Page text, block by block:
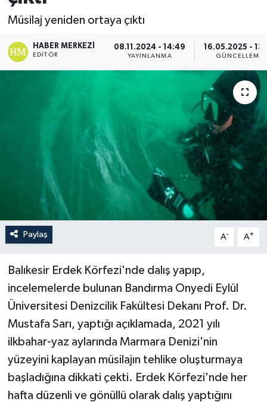
Müsilaj yeniden ortaya çıktı
HABER MERKEZI
EDITÖR
08.11.2024 - 14:49
YAYINLANMA
16.05.2025 -
GÜNCELLEME
Paylaş A- A+
Balıkesir Erdek Körfezi'nde dalış yapıp,
incelemelerde bulunan Bandırma Onyedi Eylül
Üniversitesi Denizcilik Fakültesi Dekanı Prof. Dr.
Mustafa Sarı, yaptığı açıklamada, 2021 yılı
ilkbahar-yaz aylarında Marmara Denizi'nin
yüzeyini kaplayan müsilajın tehlike oluşturmaya
başladığına dikkati çekti. Erdek Körfezi'nde her
hafta düzenli ve gönüllü olarak dalış yaptığını